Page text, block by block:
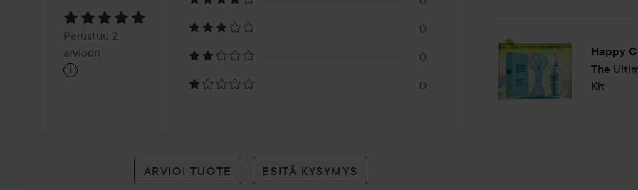
5Perustuu
2
Perustuu 2
arvioon
i
0
0
0
ARVIOI TUOTE ESITÄ KYSYMYS
Happy
The
Kit